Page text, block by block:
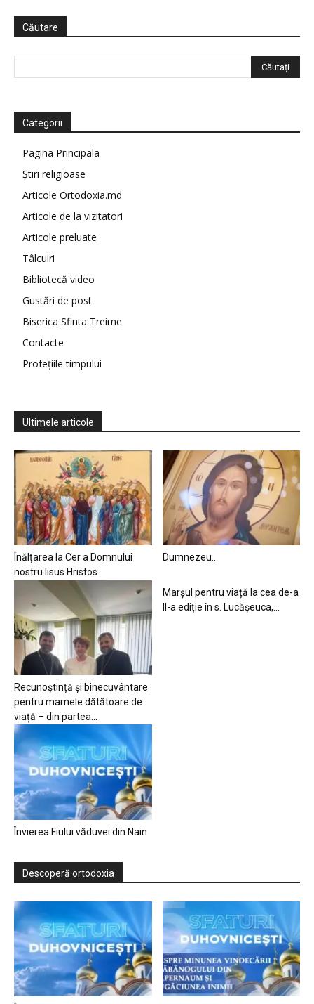
Căutare
Categorii
Pagina Principala
Știri religioase
Articole Ortodoxia.md
Articole de la vizitatori
Articole preluate
Tâlcuiri
Bibliotecă video
Gustări de post
Biserica Sfinta Treime
Contacte
Profețiile timpului
Ultimele articole
Înălțarea la Cer a Domnului
nostru Iisus Hristos
Dumnezeu…
Recunoștință și binecuvântare
pentru mamele dătătoare de
viață – din partea...
Marșul pentru viață la cea de-a
II-a ediție în s. Lucășeuca,...
Învierea Fiului văduvei din Nain
Descoperă ortodoxia